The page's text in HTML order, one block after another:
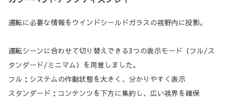
運転に必要な情報をウインドシールドガラスの視野内に投影。
運転シーンに合わせて切り替えできる3つの表示モード（フル/ス
タンダード/ミニマム）を用意しました。
フル：システムの作動状態を大きく、分かりやすく表示
スタンダード：コンテンツを下方に集約し、広い視界を確保